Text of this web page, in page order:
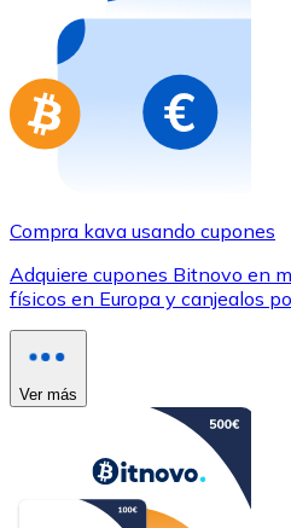
Compra tarjetas regalo
Ir a la tienda de tarjetas
Compra kava usando cupones
Adquiere cupones Bitnovo en
físicos en Europa y canjealos
Ver más